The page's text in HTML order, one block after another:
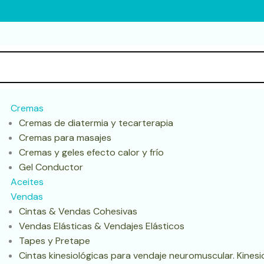
Cremas
Cremas de diatermia y tecarterapia
Cremas para masajes
Cremas y geles efecto calor y frío
Gel Conductor
Aceites
Vendas
Cintas & Vendas Cohesivas
Vendas Elásticas & Vendajes Elásticos
Tapes y Pretape
Cintas kinesiológicas para vendaje neuromuscular.